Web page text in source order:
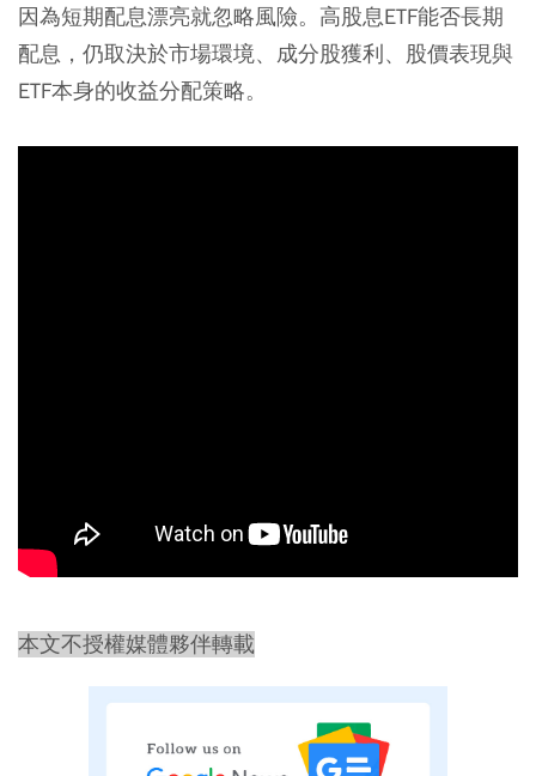
因為短期配息漂亮就忽略風險。高股息ETF能否長期
配息，仍取決於市場環境、成分股獲利、股價表現與
ETF本身的收益分配策略。
本文不授權媒體夥伴轉載